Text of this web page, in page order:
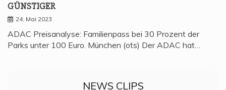
GÜNSTIGER
24. Mai 2023
ADAC Preisanalyse: Familienpass bei 30 Prozent der
Parks unter 100 Euro. München (ots) Der ADAC hat…
NEWS CLIPS